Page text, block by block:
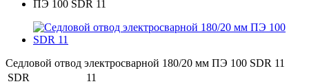
Седловой отвод электросварной 180/20 мм ПЭ 100 SDR 11
SDR
11